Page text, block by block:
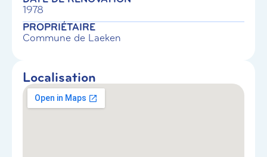
1978
PROPRIÉTAIRE
Commune de Laeken
Localisation